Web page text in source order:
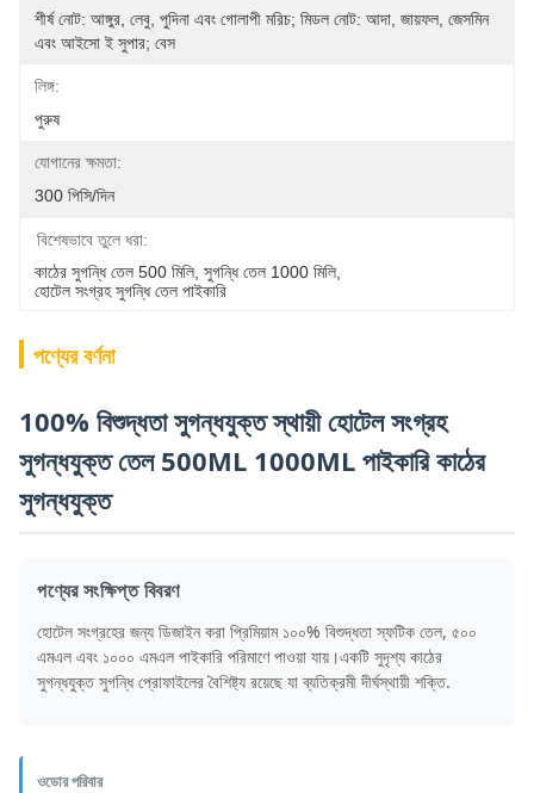
শীর্ষ নোট: আঙ্গুর, লেবু, পুদিনা এবং গোলাপী মরিচ; মিডল নোট: আদা, জায়ফল, জেসমিন
এবং আইসো ই সুপার; বেস
লিঙ্গ:
পুরুষ
যোগানের ক্ষমতা:
300 পিসি/দিন
বিশেষভাবে তুলে ধরা:
কাঠের সুগন্ধি তেল 500 মিলি সুগন্ধি তেল 1000 মিলি
হোটেল সংগ্রহ সুগন্ধি তেল পাইকারি
পণ্যের বর্ণনা
100% বিশুদ্ধতা সুগন্ধযুক্ত স্থায়ী হোটেল সংগ্রহ
সুগন্ধযুক্ত তেল 500ML 1000ML পাইকারি কাঠের
সুগন্ধযুক্ত
পণ্যের সংক্ষিপ্ত বিবরণ
হোটেল সংগ্রহের জন্য ডিজাইন করা প্রিমিয়াম ১০০% বিশুদ্ধতা স্ফটিক তেল, ৫০০
এমএল এবং ১০০০ এমএল পাইকারি পরিমাণে পাওয়া যায়।একটি সুদৃশ্য কাঠের
সুগন্ধযুক্ত সুগন্ধি প্রোফাইলের বৈশিষ্ট্য রয়েছে যা ব্যতিক্রমী দীর্ঘস্থায়ী শক্তি.
ওডোর পরিবার